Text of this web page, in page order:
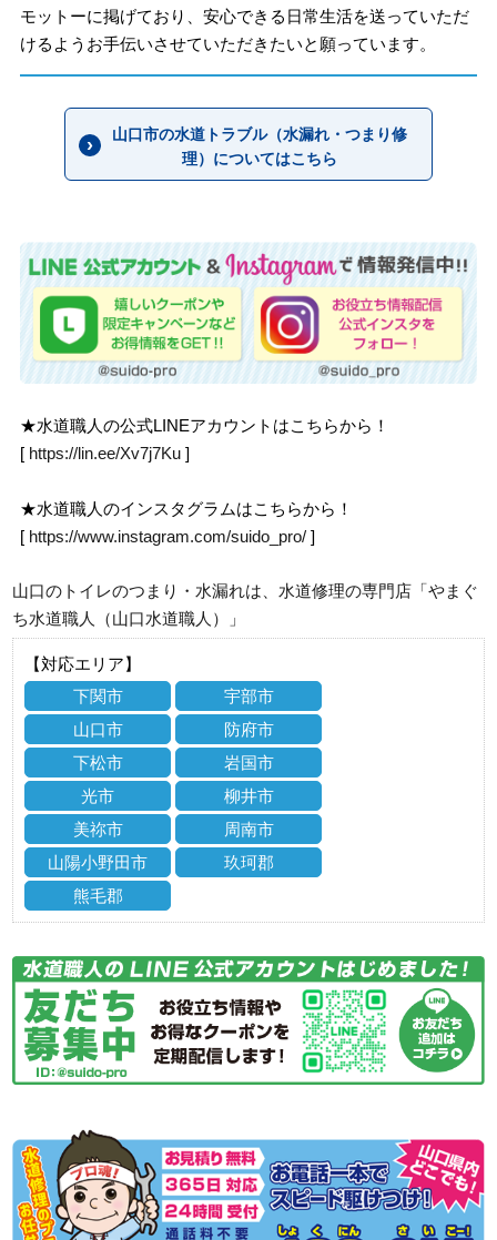
モットーに掲げており、安心できる日常生活を送っていただ
けるようお手伝いさせていただきたいと願っています。
山口市の水道トラブル（水漏れ・つまり修
理）についてはこちら
★水道職人の公式LINEアカウントはこちらから！
[ https://lin.ee/Xv7j7Ku ]
★水道職人のインスタグラムはこちらから！
[ https://www.instagram.com/suido_pro/ ]
山口のトイレのつまり・水漏れは、水道修理の専門店「やまぐ
ち水道職人（山口水道職人）」
【対応エリア】
下関市
宇部市
山口市
防府市
下松市
岩国市
光市
柳井市
美祢市
周南市
山陽小野田市
玖珂郡
熊毛郡